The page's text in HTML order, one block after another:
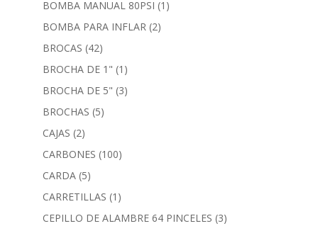
BOMBA MANUAL 80PSI (1)
BOMBA PARA INFLAR (2)
BROCAS (42)
BROCHA DE 1" (1)
BROCHA DE 5" (3)
BROCHAS (5)
CAJAS (2)
CARBONES (100)
CARDA (5)
CARRETILLAS (1)
CEPILLO DE ALAMBRE 64 PINCELES (3)